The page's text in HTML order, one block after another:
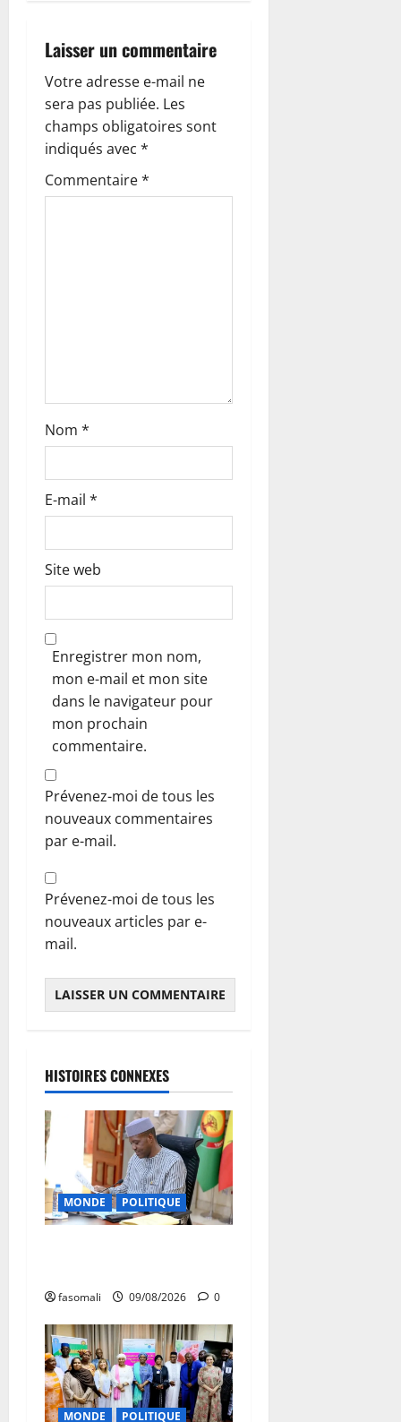
i
o
n
d
’
c
l
Laisser un commentaire
Votre adresse e-mail ne
sera pas publiée. Les
champs obligatoires sont
indiqués avec *
Commentaire*
Nom *
E-mail *
Site web
Enregistrer mon nom,
mon e-mail et mon site
dans le navigateur pour
mon prochain
commentaire.
Prévenez-moi de tous les
nouveaux commentaires
par e-mail.
Prévenez-moi de tous les
nouveaux articles par e-
mail.
HISTOIRES CONNEXES
MONDE POLITIQUE
fasomali 09/08/2026 0
MONDE POLITIQUE